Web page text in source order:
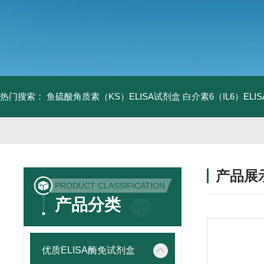
热门搜索： 鱼硫酸角质素（KS）ELISA试剂盒 白介素6（IL6）
PRODUCT CLASSIFICATION
产品分类
优质ELISA酶免试剂盒
产品展